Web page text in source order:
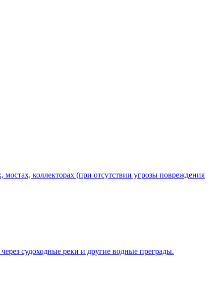
коллекторах (при отсутствии угрозы повреждения
судоходные реки и другие водные преграды.